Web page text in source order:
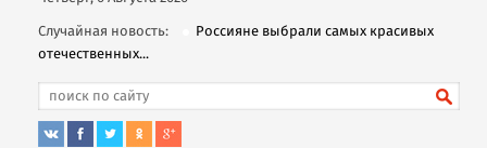
Случайная новость:
Россияне выбрали самых красивых
отечественных...